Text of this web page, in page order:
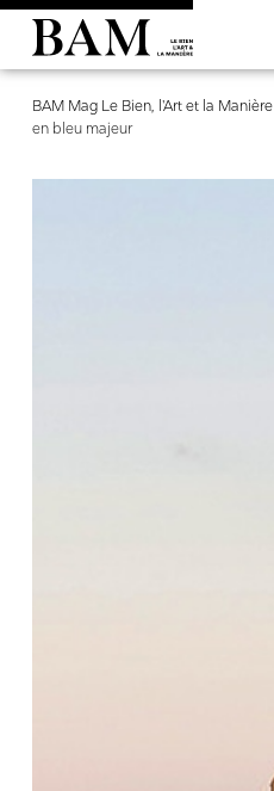
BAM Mag Le Bien, l'Art et la Manière
en bleu majeur